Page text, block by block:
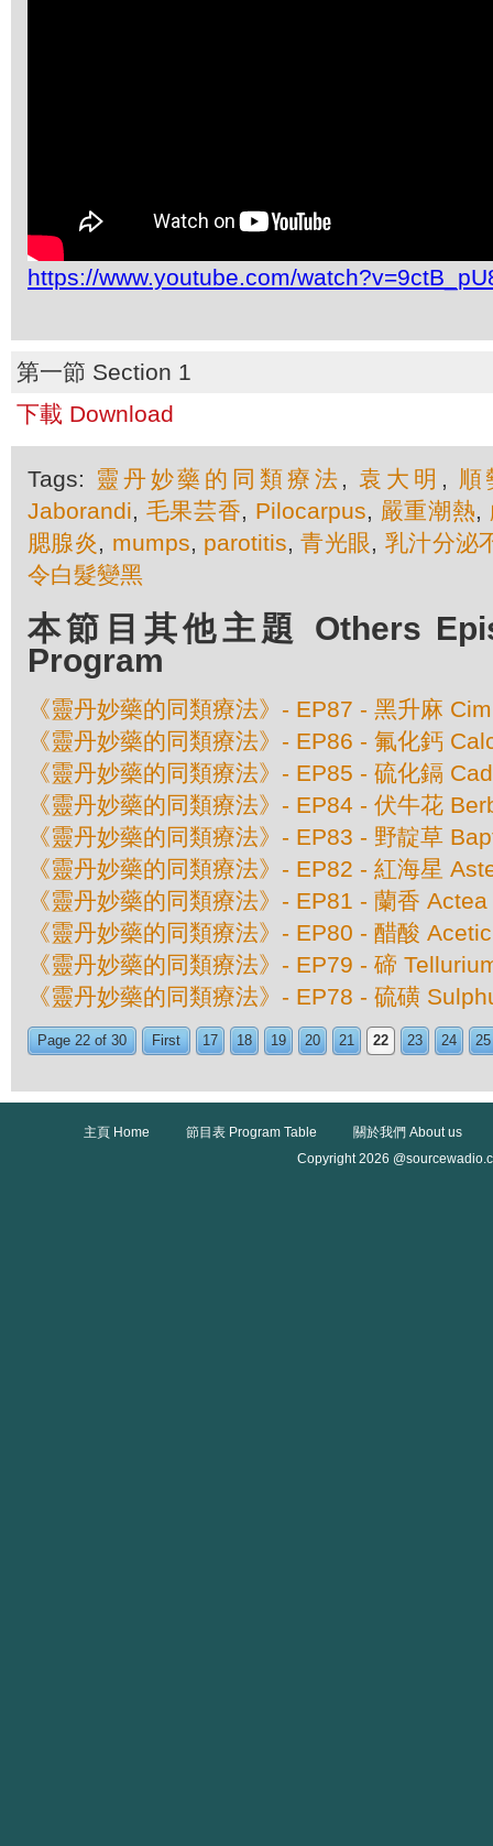
https://www.youtube.com/
第一節 Section 1
下載 Download
Tags: 靈丹妙藥的同類療法 ,袁大明 , 順
Jaborandi, 毛果芸香, Pilocarpus, 嚴重潮熱,
腮腺炎, mumps, parotitis,青光眼, 乳汁分泌
令白髮變黑
本節目其他主題 Others
Program
《靈丹妙藥的同類療法》- EP87 - 黑升麻
《靈丹妙藥的同類療法》- EP86 - 氟化鈣
《靈丹妙藥的同類療法》- EP85 - 硫化鎘
《靈丹妙藥的同類療法》- EP84 - 伏牛花
《靈丹妙藥的同類療法》- EP83 - 野靛草
《靈丹妙藥的同類療法》- EP82 - 紅海星
《靈丹妙藥的同類療法》- EP81 - 蘭香
《靈丹妙藥的同類療法》- EP80 - 醋酸
《靈丹妙藥的同類療法》- EP79 - 碲
《靈丹妙藥的同類療法》- EP78 - 硫磺
Page 22 of 30 First 17 18 19 20 21 22 23 24 25
主頁 Home 節目表 Program Table
關於我們 About us
Copyright 2026